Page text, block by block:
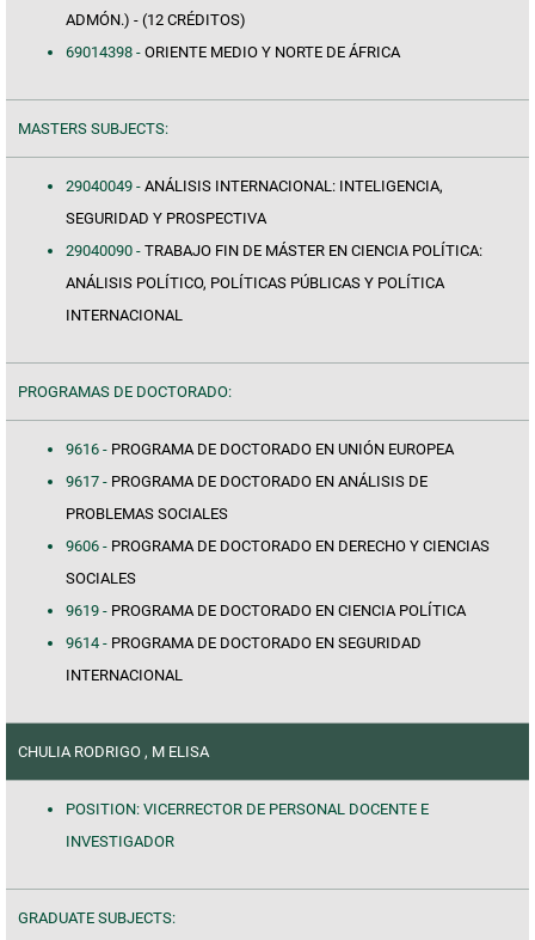
ADMÓN.) - (12 CRÉDITOS)
69014398 - ORIENTE MEDIO Y NORTE DE ÁFRICA
MASTERS SUBJECTS:
29040049 - ANÁLISIS INTERNACIONAL: INTELIGENCIA,
SEGURIDAD Y PROSPECTIVA
29040090 - TRABAJO FIN DE MÁSTER EN CIENCIA POLÍTICA:
ANÁLISIS POLÍTICO, POLÍTICAS PÚBLICAS Y POLÍTICA
INTERNACIONAL
PROGRAMAS DE DOCTORADO:
9616 - PROGRAMA DE DOCTORADO EN UNIÓN EUROPEA
9617 - PROGRAMA DE DOCTORADO EN ANÁLISIS DE
PROBLEMAS SOCIALES
9606 - PROGRAMA DE DOCTORADO EN DERECHO Y CIENCIAS
SOCIALES
9619 - PROGRAMA DE DOCTORADO EN CIENCIA POLÍTICA
9614 - PROGRAMA DE DOCTORADO EN SEGURIDAD
INTERNACIONAL
CHULIA RODRIGO , M ELISA
POSITION: VICERRECTOR DE PERSONAL DOCENTE E
INVESTIGADOR
GRADUATE SUBJECTS: